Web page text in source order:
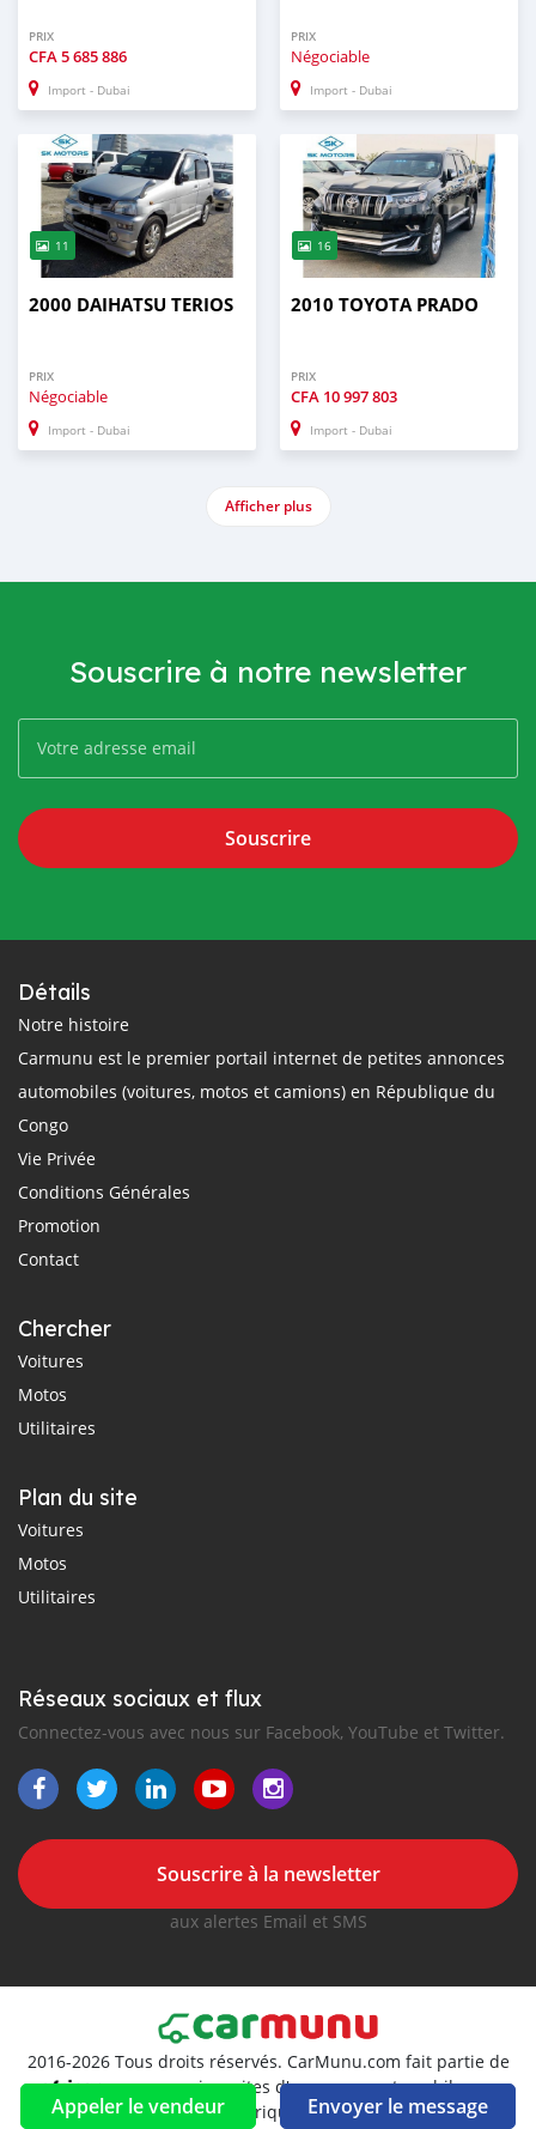
Appeler le vendeur Envoyer le message
PRIX
CFA5 685 886
Import - Dubai
PRIX
Négociable
Import - Dubai
11
2000 DAIHATSU TERIOS
PRIX
Négociable
Import - Dubai
16
2010 TOYOTA PRADO
PRIX
CFA 10 997 803
Import - Dubai
Afficher plus
Souscrire à notre newsletter
Souscrire
Détails
Notre histoire
Carmunu est le premier portail internet de petites annonces
automobiles (voitures, motos et camions) en République du
Congo
Vie Privée
Conditions Générales
Promotion
Contact
Chercher
Voitures
Motos
Utilitaires
Plan du site
Voitures
Motos
Utilitaires
Réseaux sociaux et flux
Connectez-vous avec nous sur Facebook, YouTube et Twitter.
Souscrire à la newsletter
aux alertes Email et SMS
2016-2026 Tous droits réservés. CarMunu.com fait partie de
, premiers sites d'annonces automobiles en
Afrique